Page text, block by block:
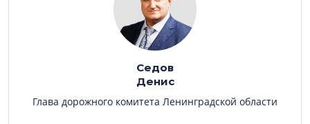
Седов
Денис
Глава дорожного комитета Ленинградской области